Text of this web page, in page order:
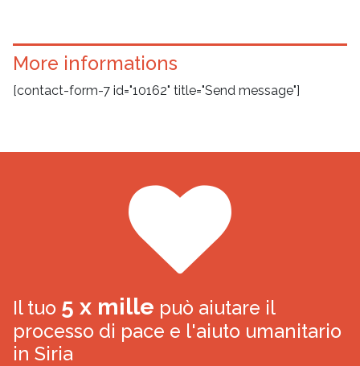
More informations
[contact-form-7 id="10162" title="Send message"]
Il tuo 5 x mille può aiutare il
processo di pace e l'aiuto umanitario
in Siria